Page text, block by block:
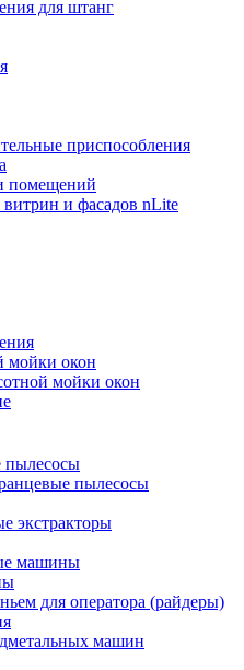
для штанг
приспособления
помещений
и фасадов nLite
мойки окон
мойки окон
пылесосы
экстракторы
машины
для оператора (райдеры)
машин